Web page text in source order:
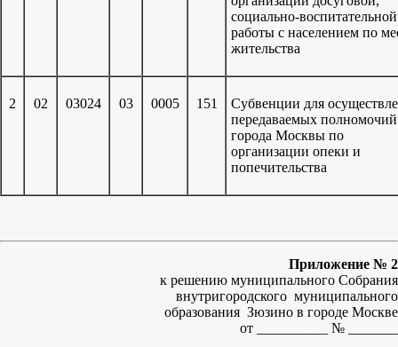
социально-воспитательной
работы с населением по
жительства
2 02 03024 03 0005 151
Субвенции для
передаваемых
города Москвы по
организации опеки и
попечительства
Приложение № 2
к решению муниципального Собрания
внутригородского муниципального
образования Зюзино в городе Москве
от __________ № _______